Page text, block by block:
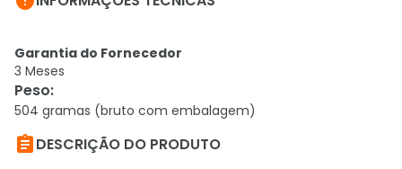
Garantia do Fornecedor
3 Meses
Peso:
504 gramas (bruto com embalagem)
DESCRIÇÃO DO PRODUTO